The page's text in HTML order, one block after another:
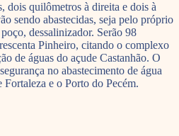
dois quilômetros à direita e dois à
sendo abastecidas, seja pelo próprio
dessalinizador. Serão 98
Pinheiro, citando o complexo
de águas do açude Castanhão. O
no abastecimento de água
e o Porto do Pecém.